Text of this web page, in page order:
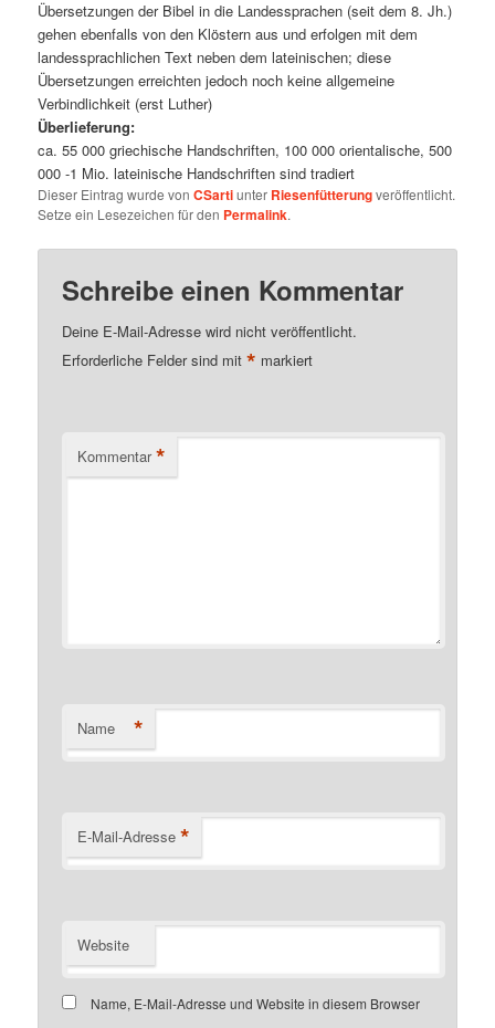
Übersetzungen der Bibel in die Landessprachen (seit dem 8. Jh.)
gehen ebenfalls von den Klöstern aus und erfolgen mit dem
landessprachlichen Text neben dem lateinischen; diese
Übersetzungen erreichten jedoch noch keine allgemeine
Verbindlichkeit (erst Luther)
Überlieferung:
ca. 55 000 griechische Handschriften, 100 000 orientalische, 500
000 -1 Mio. lateinische Handschriften sind tradiert
Dieser Eintrag wurde vonCSartiunter Riesenfütterungveröffentlicht.
Setze ein Lesezeichen für den Permalink.
Schreibe einen Kommentar
Deine E-Mail-Adresse wird nicht veröffentlicht.
Erforderliche Felder sind mit* markiert
Kommentar *
Name *
E-Mail-Adresse *
Website
Name, E-Mail-Adresse und Website in diesem Browser